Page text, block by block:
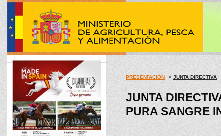
PRESENTACIÓN » JUNTA DIRECTIVA
JUNTA
PURA SANGRE